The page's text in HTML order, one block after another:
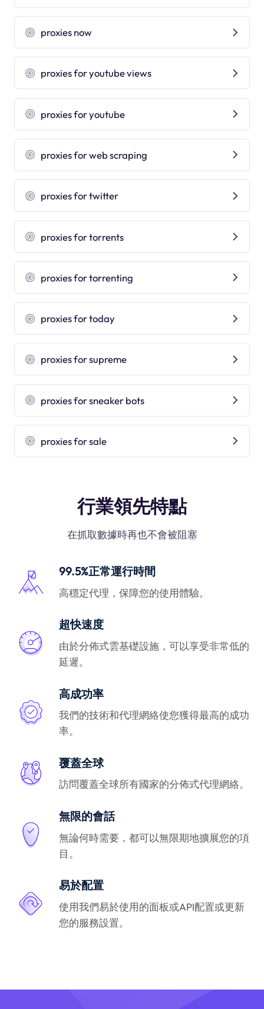
proxies now
proxies for youtube views
proxies for youtube
proxies for web scraping
proxies for twitter
proxies for torrents
proxies for torrenting
proxies for today
proxies for supreme
proxies for sneaker bots
proxies for sale
行業領先特點
在抓取數據時再也不會被阻塞
99.5%正常運行時間
高穩定代理，保障您的使用體驗。
超快速度
由於分佈式雲基礎設施，可以享受非常低的
延遲。
高成功率
我們的技術和代理網絡使您獲得最高的成功
率。
覆蓋全球
訪問覆蓋全球所有國家的分佈式代理網絡。
無限的會話
無論何時需要，都可以無限期地擴展您的項
目。
易於配置
使用我們易於使用的面板或API配置或更新
您的服務設置。